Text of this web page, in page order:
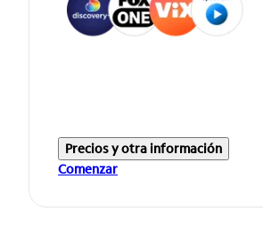
Precios y otra información
Comenzar